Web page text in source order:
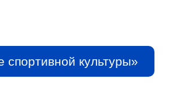
спортивной культуры»